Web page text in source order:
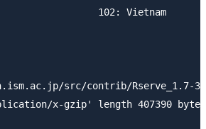
102:
src/contrib/Rserve_1.7-
x-gzip' length 407390